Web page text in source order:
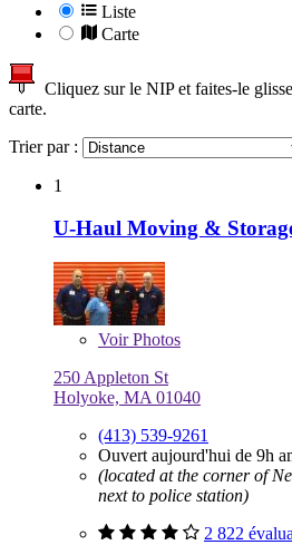
Liste
Carte
Cliquez sur le NIP et faites-le
carte.
Trier par :
1
U-Haul Moving &
VoirPhotos
250 Appleton St
Holyoke, MA 01040
(413) 539-9261
Ouvert aujourd'hui de 9h
(located at the corner of
next to police station)
2 822